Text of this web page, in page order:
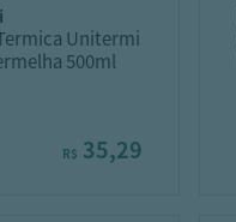
Unitermi
500ml
R$ 35,29